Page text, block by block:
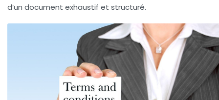
d’un document exhaustif et structuré.